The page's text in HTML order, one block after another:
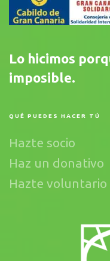
Lo hicimos
imposible.
QUÉ PUEDES HACER TÚ
Hazte socio
Haz un donativo
Hazte voluntario